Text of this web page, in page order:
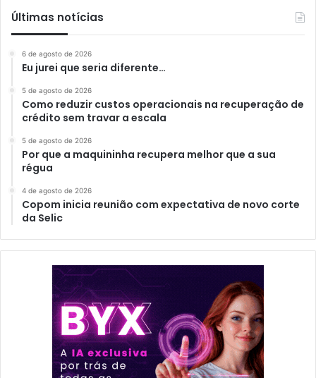
Últimas notícias
6 de agosto de 2026
Eu jurei que seria diferente…
5 de agosto de 2026
Como reduzir custos operacionais na recuperação de
crédito sem travar a escala
5 de agosto de 2026
Por que a maquininha recupera melhor que a sua
régua
4 de agosto de 2026
Copom inicia reunião com expectativa de novo corte
da Selic